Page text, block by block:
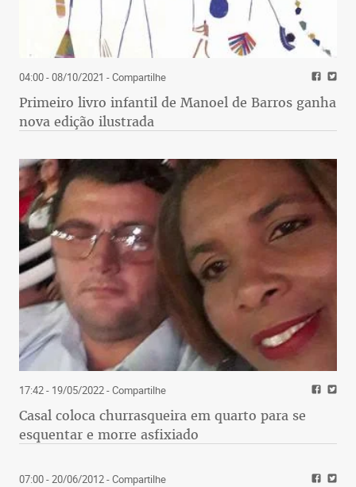
04:00 - 08/10/2021 - Compartilhe
Primeiro livro infantil de Manoel de Barros ganha
nova edição ilustrada
17:42 - 19/05/2022- Compartilhe
Casal coloca churrasqueira em quarto para se
esquentar e morre asfixiado
07:00 - 20/06/2012- Compartilhe